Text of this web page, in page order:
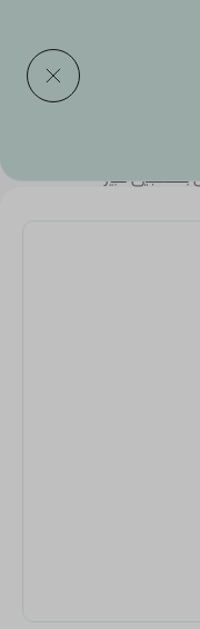
بنفسجيي كبير